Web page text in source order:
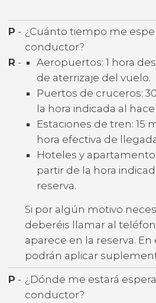
P - ¿Cuánto tiempo me
conductor?
R -
Aeropuertos: 1 hora
de aterrizaje del vuelo.
Puertos de cruceros:
la hora indicada al
Estaciones de tren: 15
hora efectiva de
Hoteles y
partir de la hora
reserva.
Si por algún motivo
deberéis llamar al
aparece en la reserva. En
podrán aplicar
P - ¿Dónde me estará
conductor?